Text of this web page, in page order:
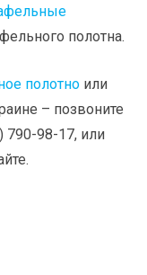
полотна.
полотно или
– позвоните
790-98-17, или